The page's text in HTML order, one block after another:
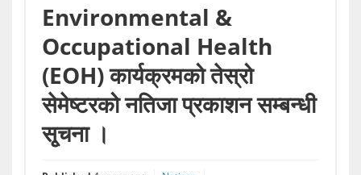
Environmental &
Occupational Health
(EOH) कार्यक्रमको तेस्रो
सेमेष्टरको नतिजा प्रकाशन सम्बन्धी
सृ्चना ।